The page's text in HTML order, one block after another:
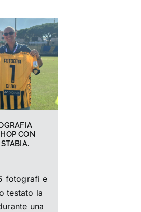
CON
fotografi e
testato la
una